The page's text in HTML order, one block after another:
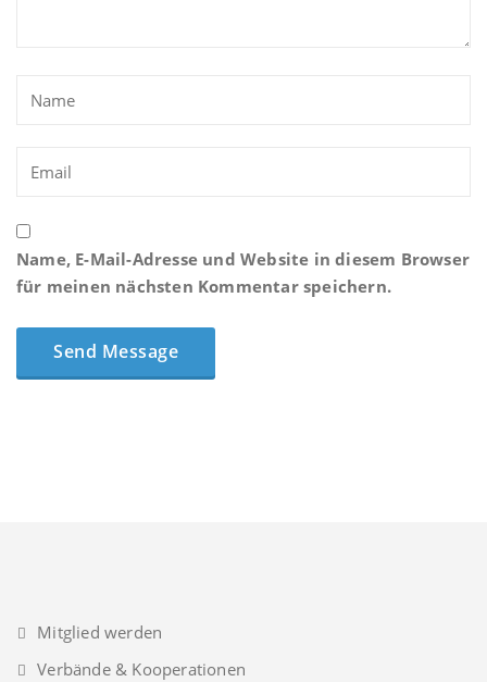
Name, E-Mail-Adresse und Website in diesem Browser
für meinen nächsten Kommentar speichern.
Mitglied werden
Verbände & Kooperationen